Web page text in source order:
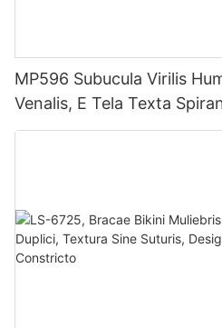
MP596 Subucula Virilis
Venalis, E Tela Texta